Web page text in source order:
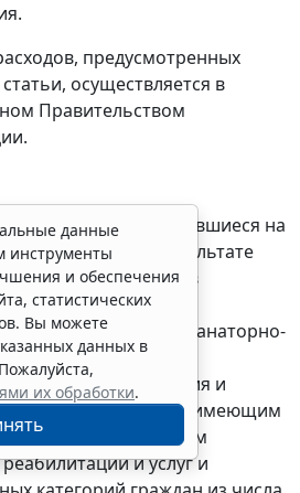
предусмотренных
осуществляется в
Правительством
средств, образовавшиеся на
бюджете Фонда в результате
Фондом средств
на оказание
помощи по санаторно-
включая проезд на
к месту лечения и
категориям граждан, имеющим
инвалидам
и услуг и
данные
инструменты
и обеспечения
статистических
Вы можете
данных в
их обработки.